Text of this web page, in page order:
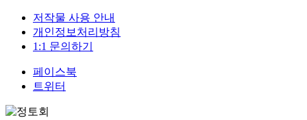
저작물 사용 안내
개인정보처리방침
1:1 문의하기
페이스북
트위터